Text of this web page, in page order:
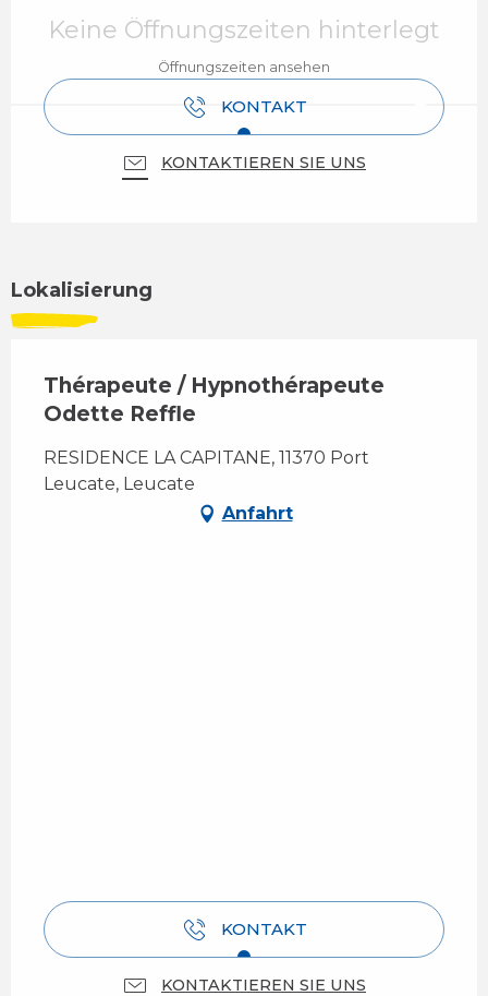
Keine Öffnungszeiten hinterlegt
Öffnungszeiten ansehen
KONTAKT
KONTAKTIEREN SIE UNS
Lokalisierung
Thérapeute / Hypnothérapeute
Odette Reffle
RESIDENCE LA CAPITANE, 11370 Port
Leucate, Leucate
Anfahrt
KONTAKT
KONTAKTIEREN SIE UNS